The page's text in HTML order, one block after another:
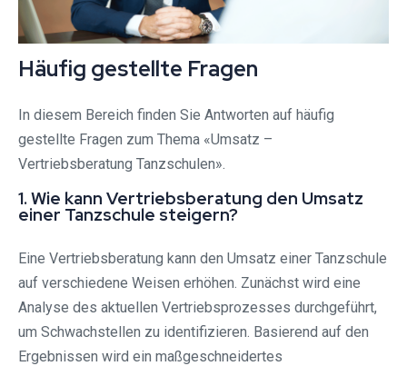
Häufig gestellte Fragen
In diesem Bereich finden Sie Antworten auf häufig
gestellte Fragen zum Thema «Umsatz –
Vertriebsberatung Tanzschulen».
1. Wie kann Vertriebsberatung den Umsatz
einer Tanzschule steigern?
Eine Vertriebsberatung kann den Umsatz einer Tanzschule
auf verschiedene Weisen erhöhen. Zunächst wird eine
Analyse des aktuellen Vertriebsprozesses durchgeführt,
um Schwachstellen zu identifizieren. Basierend auf den
Ergebnissen wird ein maßgeschneidertes